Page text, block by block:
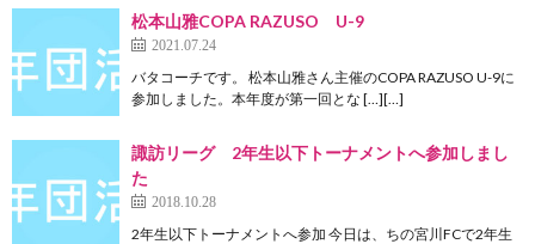
松本山雅COPA RAZUSO U-9
2021.07.24
バタコーチです。 松本山雅さん主催のCOPA RAZUSO U-9に
参加しました。本年度が第一回とな […][…]
諏訪リーグ 2年生以下トーナメントへ参加しまし
た
2018.10.28
2年生以下トーナメントへ参加 今日は、ちの宮川FCで2年生